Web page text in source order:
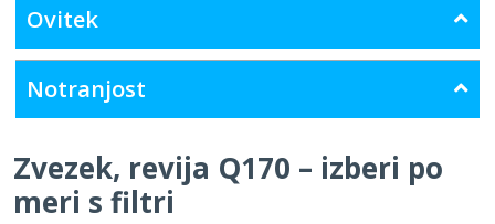
Ovitek
Notranjost
Zvezek, revija Q170 – izberi po
meri s filtri